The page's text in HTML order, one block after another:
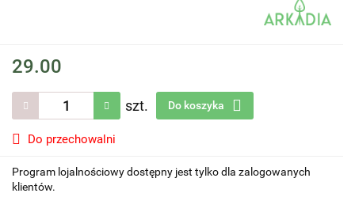
29.00
szt. Do koszyka
Do przechowalni
Program lojalnościowy dostępny jest tylko dla zalogowanych
klientów.